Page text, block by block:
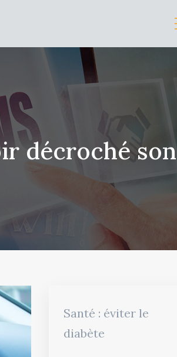
décroché son
Santé : éviter le
diabète